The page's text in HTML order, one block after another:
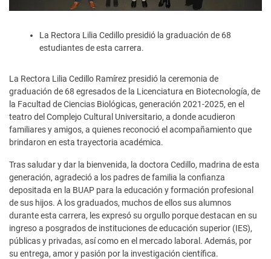
La Rectora Lilia Cedillo presidió la graduación de 68
estudiantes de esta carrera.
La Rectora Lilia Cedillo Ramírez presidió la ceremonia de
graduación de 68 egresados de la Licenciatura en Biotecnología, de
la Facultad de Ciencias Biológicas, generación 2021-2025, en el
teatro del Complejo Cultural Universitario, a donde acudieron
familiares y amigos, a quienes reconoció el acompañamiento que
brindaron en esta trayectoria académica.
Tras saludar y dar la bienvenida, la doctora Cedillo, madrina de esta
generación, agradeció a los padres de familia la confianza
depositada en la BUAP para la educación y formación profesional
de sus hijos. A los graduados, muchos de ellos sus alumnos
durante esta carrera, les expresó su orgullo porque destacan en su
ingreso a posgrados de instituciones de educación superior (IES),
públicas y privadas, así como en el mercado laboral. Además, por
su entrega, amor y pasión por la investigación científica.